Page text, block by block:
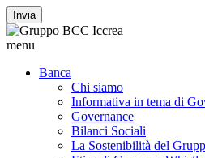
Invia
menu
Banca
Chi siamo
Informativa in tema di
Governance
Bilanci Sociali
La Sostenibilità del